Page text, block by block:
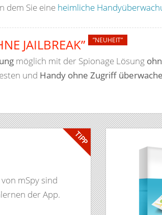
dem Sie eine heimliche
JAILBREAK” ”NEUHEIT”
möglich mit der Spionage Lösung
und Handy ohne Zugriff
TIPP
mSpy sind
der App.